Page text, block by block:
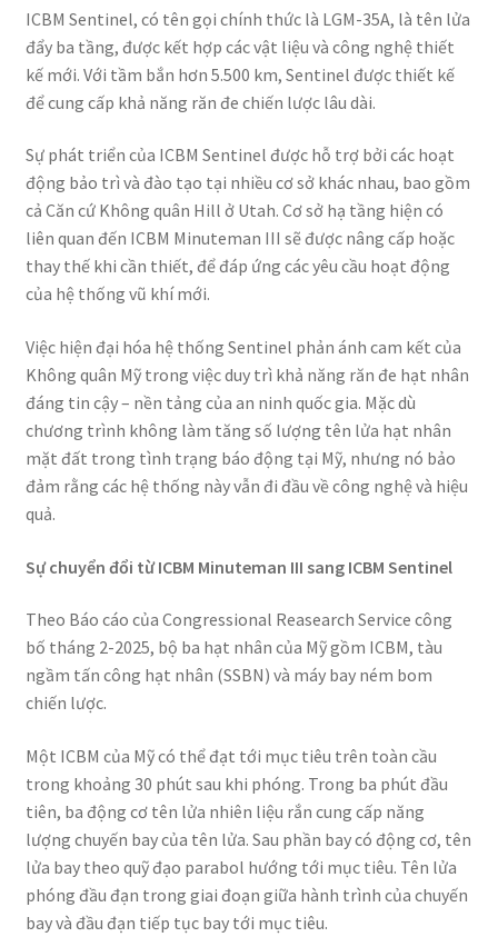
ICBM Sentinel, có tên gọi chính thức là LGM-35A, là tên lửa
đẩy ba tầng, được kết hợp các vật liệu và công nghệ thiết
kế mới. Với tầm bắn hơn 5.500 km, Sentinel được thiết kế
để cung cấp khả năng răn đe chiến lược lâu dài.
Sự phát triển của ICBM Sentinel được hỗ trợ bởi các hoạt
động bảo trì và đào tạo tại nhiều cơ sở khác nhau, bao gồm
cả Căn cứ Không quân Hill ở Utah. Cơ sở hạ tầng hiện có
liên quan đến ICBM Minuteman III sẽ được nâng cấp hoặc
thay thế khi cần thiết, để đáp ứng các yêu cầu hoạt động
của hệ thống vũ khí mới.
Việc hiện đại hóa hệ thống Sentinel phản ánh cam kết của
Không quân Mỹ trong việc duy trì khả năng răn đe hạt nhân
đáng tin cậy – nền tảng của an ninh quốc gia. Mặc dù
chương trình không làm tăng số lượng tên lửa hạt nhân
mặt đất trong tình trạng báo động tại Mỹ, nhưng nó bảo
đảm rằng các hệ thống này vẫn đi đầu về công nghệ và hiệu
quả.
Sự chuyển đổi từ ICBM Minuteman III sang ICBM Sentinel
Theo Báo cáo của Congressional Reasearch Service công
bố tháng 2-2025, bộ ba hạt nhân của Mỹ gồm ICBM, tàu
ngầm tấn công hạt nhân (SSBN) và máy bay ném bom
chiến lược.
Một ICBM của Mỹ có thể đạt tới mục tiêu trên toàn cầu
trong khoảng 30 phút sau khi phóng. Trong ba phút đầu
tiên, ba động cơ tên lửa nhiên liệu rắn cung cấp năng
lượng chuyến bay của tên lửa. Sau phần bay có động cơ, tên
lửa bay theo quỹ đạo parabol hướng tới mục tiêu. Tên lửa
phóng đầu đạn trong giai đoạn giữa hành trình của chuyến
bay và đầu đạn tiếp tục bay tới mục tiêu.